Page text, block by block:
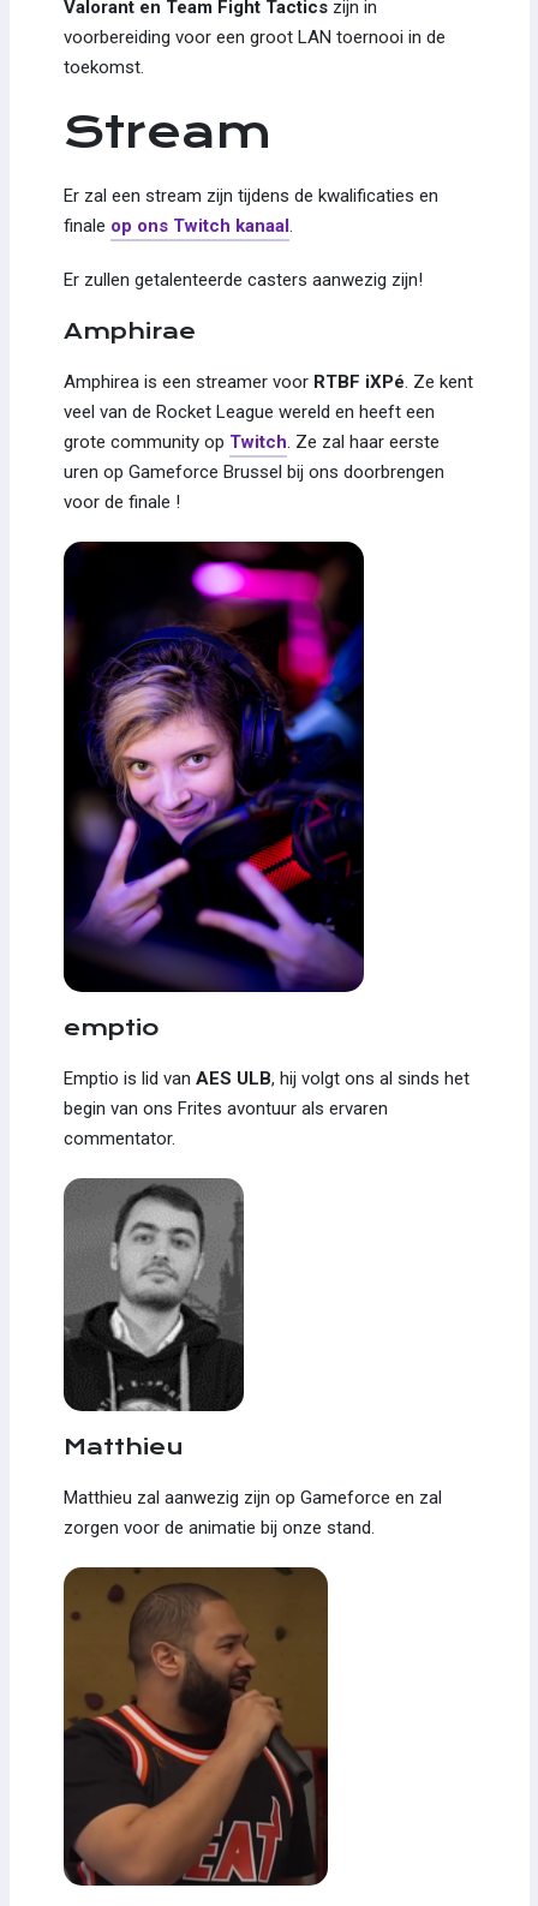
Valorant en Team Fight Tacticszijn in
voorbereiding voor een groot LAN toernooi in de
toekomst.
Stream
Er zal een stream zijn tijdens de kwalificaties en
finale op ons Twitch kanaal.
Er zullen getalenteerde casters aanwezig zijn!
Amphirae
Amphirea is een streamer voor RTBF iXPé. Ze kent
veel van de Rocket League wereld en heeft een
grote community op Twitch. Ze zal haar eerste
uren op Gameforce Brussel bij ons doorbrengen
voor de finale !
emptio
Emptio is lid van AES ULB, hij volgt ons al sinds het
begin van ons Frites avontuur als ervaren
commentator.
Matthieu
Matthieu zal aanwezig zijn op Gameforce en zal
zorgen voor de animatie bij onze stand.